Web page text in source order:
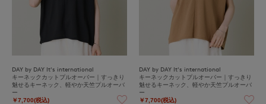
DAY by DAY It's international
キーネックカットプルオーバー｜すっきり
魅せるキーネック、軽やか天竺プルオーバ
ー
￥7,700(税込)
DAY by DAY It's international
キーネックカットプルオーバー｜すっきり
魅せるキーネック、軽やか天竺プルオーバ
ー
￥7,700(税込)